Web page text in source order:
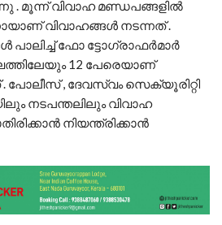
. മൂന്ന് വിവാഹ മണ്ഡപങ്ങളിൽ
വിവാഹങ്ങൾ നടന്നത് .
ഫോ ട്ടോഗ്രാഫർമാർ
12 പേരെയാണ്
. പോലീസ് , ദേവസ്വം സെക്യൂരിറ്റി
നടപന്തലിലും വിവാഹ
നിയന്ത്രിക്കാൻ